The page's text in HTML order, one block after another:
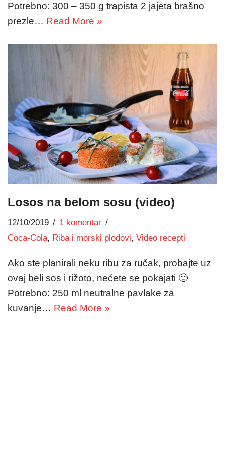
Potrebno: 300 – 350 g trapista 2 jajeta brašno
prezle… Read More »
Losos na belom sosu (video)
12/10/2019
1 komentar
Coca-Cola, Riba i morski plodovi, Video recepti
Ako ste planirali neku ribu za ručak, probajte uz
ovaj beli sos i rižoto, nećete se pokajati 🙂
Potrebno: 250 ml neutralne pavlake za
kuvanje… Read More »